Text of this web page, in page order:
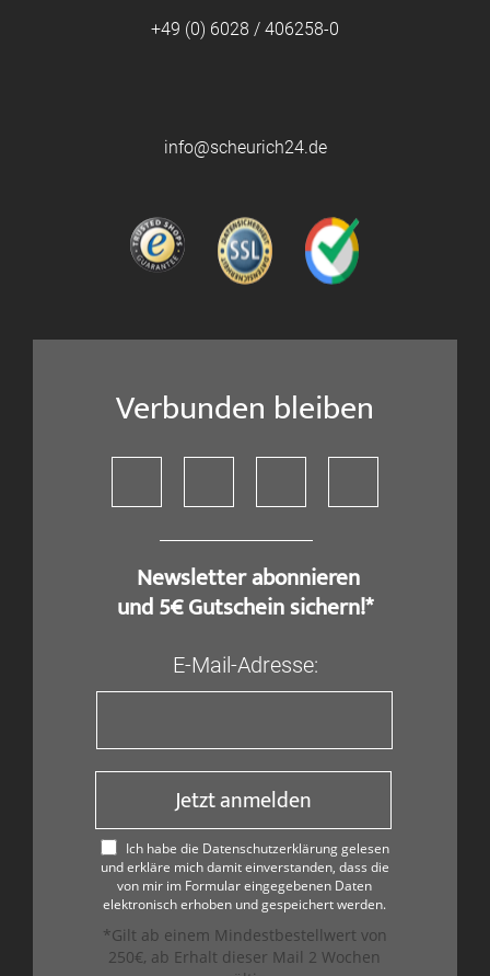
+49 (0) 6028 / 406258-0
info@scheurich24.de
Verbunden bleiben
​ Newsletter abonnieren
und 5€ Gutschein sichern!*
E-Mail-Adresse:
Jetzt anmelden
Ich habe die Datenschutzerklärung gelesen
und erkläre mich damit einverstanden, dass die
von mir im Formular eingegebenen Daten
elektronisch erhoben und gespeichert werden.
*Gilt ab einem Mindestbestellwert von
250€, ab Erhalt dieser Mail 2 Wochen